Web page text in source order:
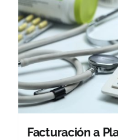
Facturación a